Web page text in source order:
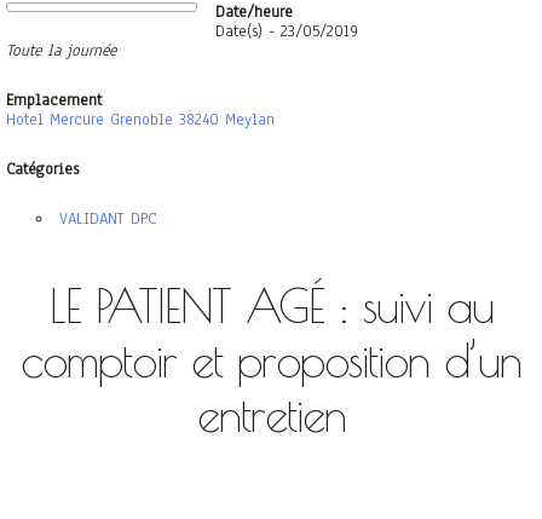
Date/heure
Date(s) - 23/05/2019
Toute la journée
Emplacement
Hotel Mercure Grenoble 38240 Meylan
Catégories
VALIDANT DPC
LE PATIENT AGÉ : suivi au
comptoir et proposition d’un
entretien